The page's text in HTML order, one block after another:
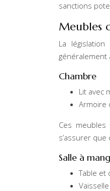
sanctions
Meubles
La
généralement
Chambre
Lit avec
Armoire
Ces
s’assurer
Salle à
Table et